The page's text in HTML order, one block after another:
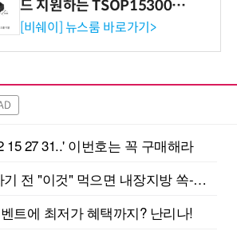
드 지원하는 TSOP15300 시
리즈 IR 수신기 출시
[비쉐이] 뉴스룸 바로가기>